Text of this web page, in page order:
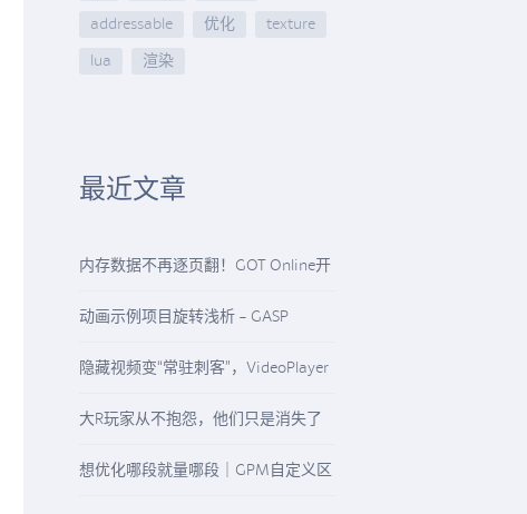
addressable
优化
texture
lua
渲染
最近文章
内存数据不再逐页翻！GOT Online开
启“精准降本增效”模式
动画示例项目旋转浅析 - GASP
Rotation
隐藏视频变“常驻刺客”，VideoPlayer
与“N/A”纹理该怎么查
大R玩家从不抱怨，他们只是消失了
想优化哪段就量哪段｜GPM自定义区